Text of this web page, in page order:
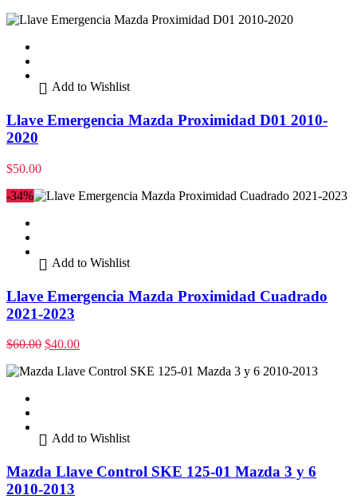
Add to Wishlist
Llave Emergencia Mazda Proximidad D01 2010-
2020
$50.00
-34%
Add to Wishlist
Llave Emergencia Mazda Proximidad Cuadrado
2021-2023
$60.00 $40.00
Add to Wishlist
Mazda Llave Control SKE 125-01 Mazda 3 y 6
2010-2013